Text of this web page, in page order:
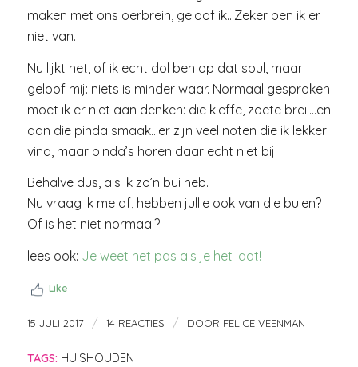
maken met ons oerbrein, geloof ik…Zeker ben ik er
niet van.
Nu lijkt het, of ik echt dol ben op dat spul, maar
geloof mij: niets is minder waar. Normaal gesproken
moet ik er niet aan denken: die kleffe, zoete brei….en
dan die pinda smaak…er zijn veel noten die ik lekker
vind, maar pinda’s horen daar echt niet bij.
Behalve dus, als ik zo’n bui heb.
Nu vraag ik me af, hebben jullie ook van die buien?
Of is het niet normaal?
lees ook: Je weet het pas als je het laat!
Like
15 JULI 2017 / 14 REACTIES / DOOR FELICE VEENMAN
TAGS: HUISHOUDEN